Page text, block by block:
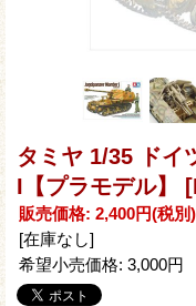
タミヤ 1/35 ドイ
I【プラモデル】
販売価格: 2,400円(税別)
[在庫なし]
希望小売価格: 3,000円